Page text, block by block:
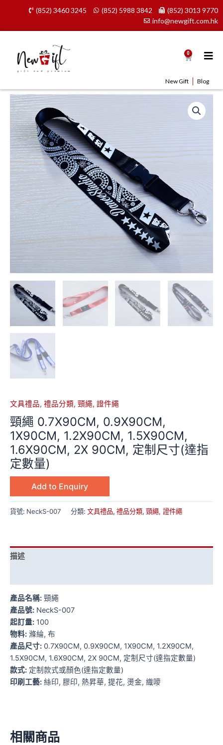
content
(852) 3460 3245 (852) 5988 3842
(852) 3013 9770
info@newgift.com.hk
0 Cart
New Gift Blog
文具禮品, 禮品分類, 頸繩, 證件繩
頸繩 0.7X90CM, 0.9X90CM,
1X90CM, 1.2X90CM, 1.5X90CM,
1.6X90CM, 2X 90CM, 定制尺寸(達指
定數量)
Add to Enquiry
貨號: NeckS-007 分類: 文具禮品, 禮品分類, 頸繩, 證件繩
描述
產品名稱: 頸繩
產品號: NeckS-007
起訂量: 100
物料: 滌綸, 布
產品尺寸: 0.7X90CM, 0.9X90CM, 1X90CM, 1.2X90CM,
1.5X90CM, 1.6X90CM, 2X 90CM, 定制尺寸(達指定數量)
款式: 定制款式或顏色(達指定數量)
印刷工藝: 絲印, 膠印, 熱昇華, 提花, 燙金, 織嘜
相關商品